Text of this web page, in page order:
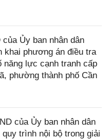
Ủy ban nhân dân
khai phương án điều tra
năng lực cạnh tranh cấp
phường thành phố Cần
của Ủy ban nhân dân
trình nội bộ trong giải